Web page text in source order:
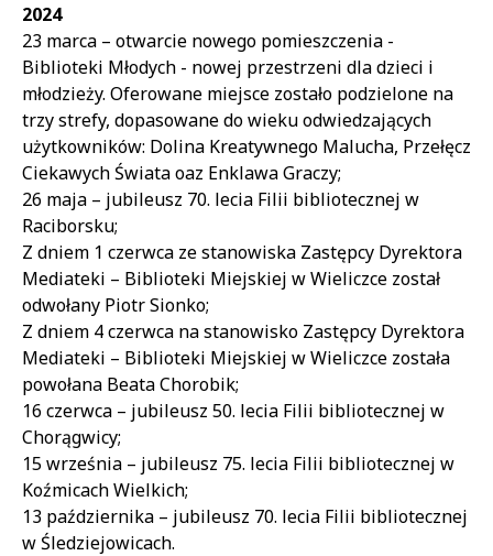
2024
23 marca – otwarcie nowego pomieszczenia -
Biblioteki Młodych - nowej przestrzeni dla dzieci i
młodzieży. Oferowane miejsce zostało podzielone na
trzy strefy, dopasowane do wieku odwiedzających
użytkowników: Dolina Kreatywnego Malucha, Przełęcz
Ciekawych Świata oaz Enklawa Graczy;
26 maja – jubileusz 70. lecia Filii bibliotecznej w
Raciborsku;
Z dniem 1 czerwca ze stanowiska Zastępcy Dyrektora
Mediateki – Biblioteki Miejskiej w Wieliczce został
odwołany Piotr Sionko;
Z dniem 4 czerwca na stanowisko Zastępcy Dyrektora
Mediateki – Biblioteki Miejskiej w Wieliczce została
powołana Beata Chorobik;
16 czerwca – jubileusz 50. lecia Filii bibliotecznej w
Chorągwicy;
15 września – jubileusz 75. lecia Filii bibliotecznej w
Koźmicach Wielkich;
13 października – jubileusz 70. lecia Filii bibliotecznej
w Śledziejowicach.